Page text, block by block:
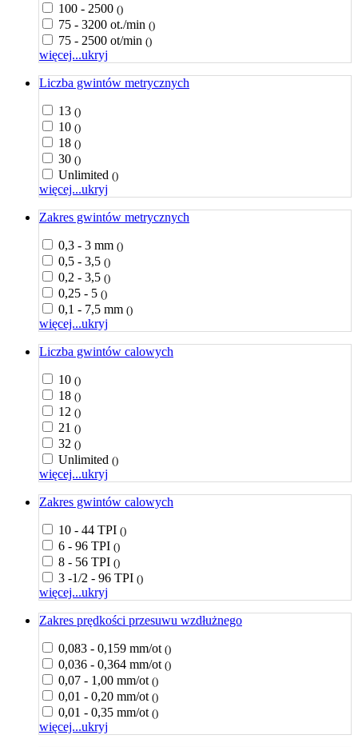
100 - 2500 ()
75 - 3200 ot./min ()
75 - 2500 ot/min ()
więcej...ukryj
Liczba gwintów metrycznych
13 ()
10 ()
18 ()
30 ()
Unlimited ()
więcej...ukryj
Zakres gwintów metrycznych
0,3 - 3 mm ()
0,5 - 3,5 ()
0,2 - 3,5 ()
0,25 - 5 ()
0,1 - 7,5 mm ()
więcej...ukryj
Liczba gwintów calowych
10 ()
18 ()
12 ()
21 ()
32 ()
Unlimited ()
więcej...ukryj
Zakres gwintów calowych
10 - 44 TPI ()
6 - 96 TPI ()
8 - 56 TPI ()
3 -1/2 - 96 TPI ()
więcej...ukryj
Zakres prędkości przesuwu wzdłużnego
0,083 - 0,159 mm/ot ()
0,036 - 0,364 mm/ot ()
0,07 - 1,00 mm/ot ()
0,01 - 0,20 mm/ot ()
0,01 - 0,35 mm/ot ()
więcej...ukryj